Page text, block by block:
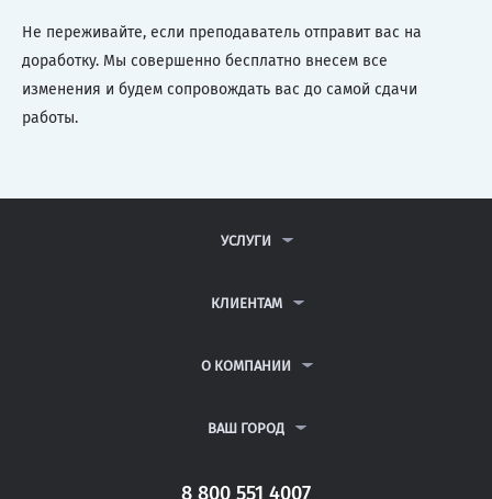
Не переживайте, если преподаватель отправит вас на
доработку. Мы совершенно бесплатно внесем все
изменения и будем сопровождать вас до самой сдачи
работы.
УСЛУГИ
ДИПЛОМНЫЕ РАБОТЫ
РЕФЕРАТЫ
КЛИЕНТАМ
ВОПРОСЫ И ОТВЕТЫ
ПОЛИТИКА КОНФИДЕНЦИАЛЬНОСТИ
О КОМПАНИИ
КОНТАКТЫ
ВАШ ГОРОД
САНКТ-ПЕТЕРБУРГ
8 800 551 4007